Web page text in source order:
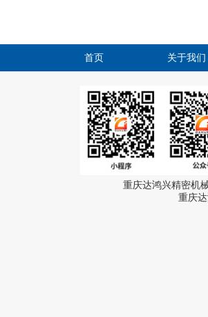
首页 关于我们
重庆达鸿兴精密机
重庆